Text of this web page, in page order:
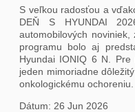
S veľkou radosťou a
DEŇ S HYUNDAI
automobilových
programu bolo aj
Hyundai IONIQ 6 N.
jeden mimoriadne
onkologickému ochoreniu.
Dátum: 26 Jun 2026